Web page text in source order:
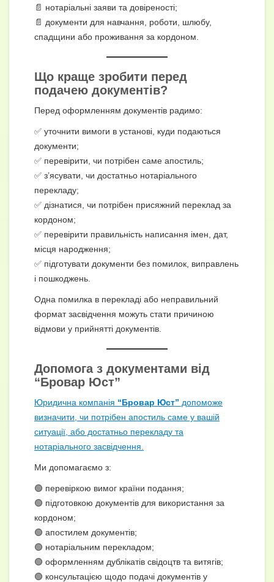
📄 нотаріальні заяви та довіреності;
📄 документи для навчання, роботи, шлюбу,
спадщини або проживання за кордоном.
Що краще зробити перед
подачею документів?
Перед оформленням документів радимо:
✅ уточнити вимоги в установі, куди подаються
документи;
✅ перевірити, чи потрібен саме апостиль;
✅ з’ясувати, чи достатньо нотаріального
перекладу;
✅ дізнатися, чи потрібен присяжний переклад за
кордоном;
✅ перевірити правильність написання імен, дат,
місця народження;
✅ підготувати документи без помилок, виправлень
і пошкоджень.
Одна помилка в перекладі або неправильний
формат засвідчення можуть стати причиною
відмови у прийнятті документів.
Допомога з документами від
“Бровар Юст”
Юридична компанія “Бровар Юст” допоможе
визначити, чи потрібен апостиль саме у вашій
ситуації, або достатньо перекладу та
нотаріального засвідчення.
Ми допомагаємо з:
🟢 перевіркою вимог країни подання;
🟢 підготовкою документів для використання за
кордоном;
🟢 апостилем документів;
🟢 нотаріальним перекладом;
🟢 оформленням дублікатів свідоцтв та витягів;
🟢 консультацією щодо подачі документів у